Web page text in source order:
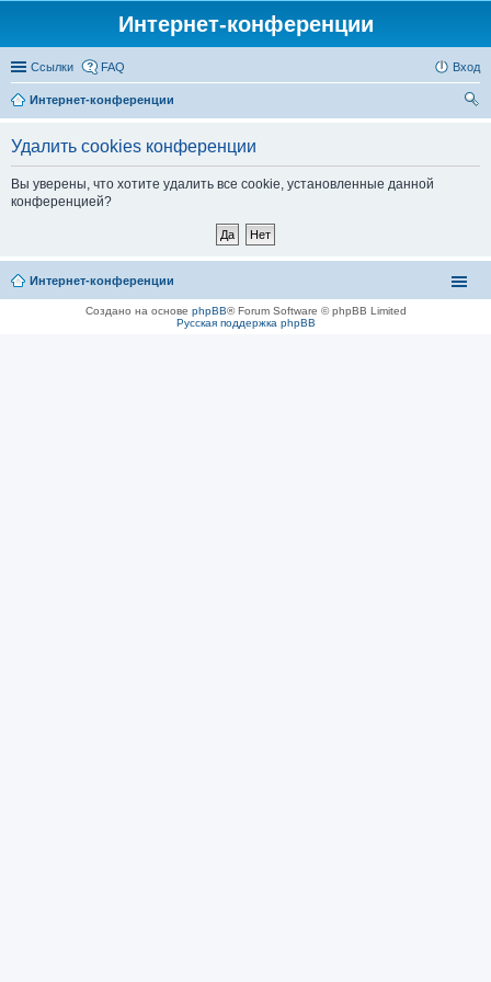
Интернет-конференции
Ссылки FAQ Вход
Интернет-конференции
Удалить cookies конференции
Вы уверены, что хотите удалить все cookie, установленные данной
конференцией?
Интернет-конференции
Создано на основе phpBB® Forum Software © phpBB Limited
Русская поддержка phpBB